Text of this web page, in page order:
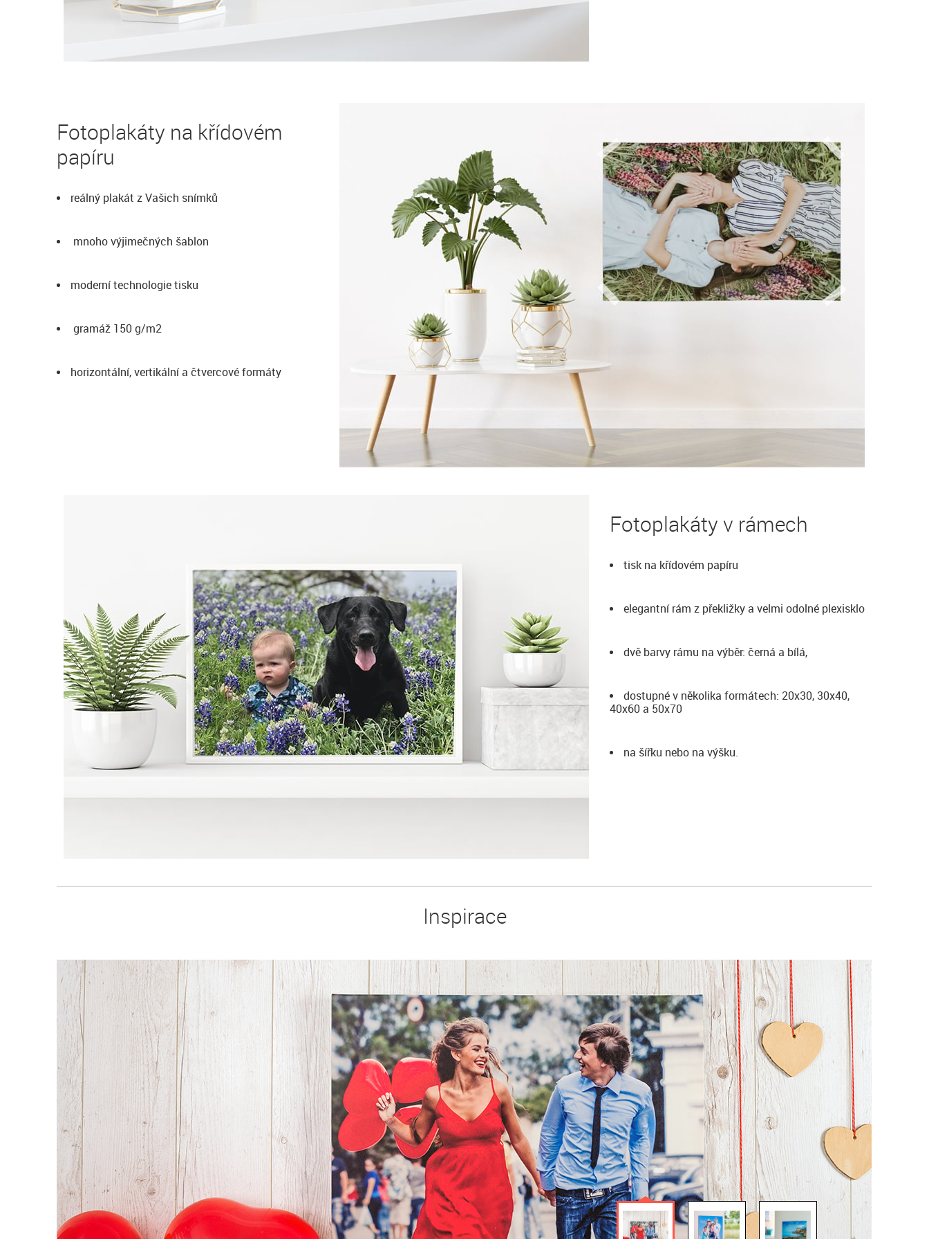
Fotoplakáty na křídovém
papíru
reálný plakát z Vašich snímků
mnoho výjimečných šablon
moderní technologie tisku
gramáž 150 g/m2
horizontální, vertikální a čtvercové formáty
Fotoplakáty v rámech
tisk na křídovém papíru
elegantní rám z překližky a velmi odolné plexisklo
dvě barvy rámu na výběr: černá a bílá,
dostupné v několika formátech: 20x30, 30x40,
40x60 a 50x70
na šířku nebo na výšku.
Inspirace